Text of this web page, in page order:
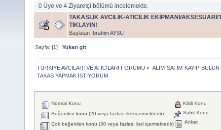
0 Üye ve 4 Ziyaretçi bölümü incelemekte.
TAKASLIK AVCILIK-ATICILIK EKİPMANI/AKSESUARI/
TIKLAYIN!
Başlatan İbrahim AYSU
Sayfa: [1]Yukarı git
TURKIYE AVCILARI VE ATICILARI FORUMU » ALIM-SATIM-KAYIP-
TAKAS YAPMAK İSTİYORUM
Normal Konu
Beğenilen konu (20 veya fazlası ileti içermektedir)
Çok beğenilen konu (30 veya fazlası ileti içermektedir)
Kilitli Konu
Sabit Konu
Anket